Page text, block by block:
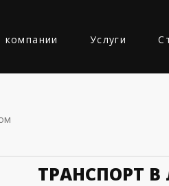
компании Услуги
ТРАНСПОРТ